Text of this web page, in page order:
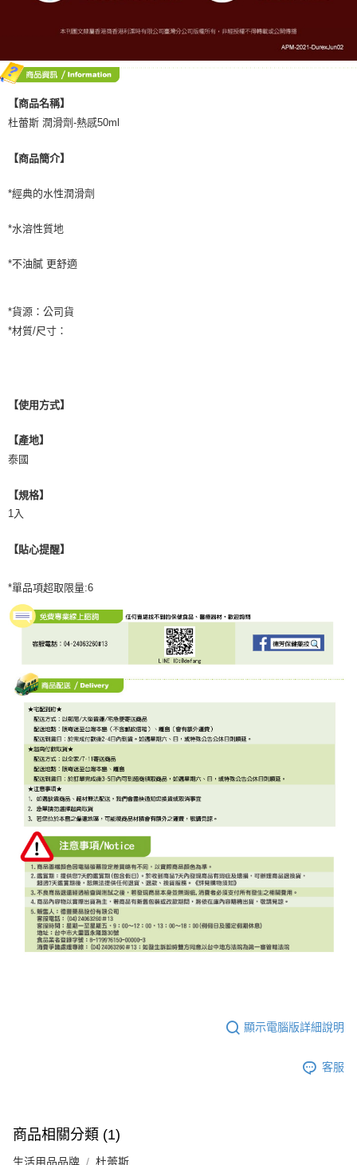
【商品名稱】
杜蕾斯 潤滑劑-熱感50ml
【商品簡介】
*經典的水性潤滑劑
*水溶性質地
*不油膩 更舒適
*貨源：公司貨
*材質/尺寸：
【使用方式】
【產地】
泰國
【規格】
1入
【貼心提醒】
*單品項超取限量:6
顯示電腦版詳細說明
客服
商品相關分類 (1)
生活用品品牌 杜蕾斯